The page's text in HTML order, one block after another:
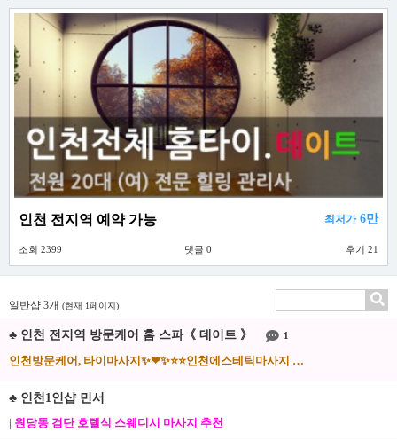
인천 전지역 예약 가능 최저가6만
조회 2399 댓글 0 후기 21
일반샵 3개 (현재 1페이지)
♣ 인천 전지역 방문케어 홈 스파《 데이트 》 1
인천방문케어, 타이마사지✨❤✨⭐⭐인천에스테틱마사지 ⭐✨❤✨집에서 편하게 마사지 받으세요!! ⭐★✨
♣ 인천1인샵 민서
| 원당동 검단 호텔식 스웨디시 마사지 추천